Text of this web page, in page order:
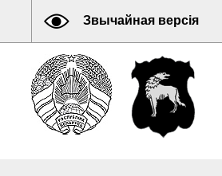
Звычайная версія